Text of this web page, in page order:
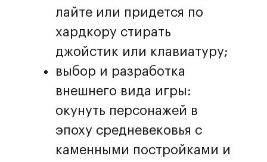
лайте или придется по
хардкору стирать
джойстик или клавиатуру;
выбор и разработка
внешнего вида игры:
окунуть персонажей в
эпоху средневековья с
каменными постройками и